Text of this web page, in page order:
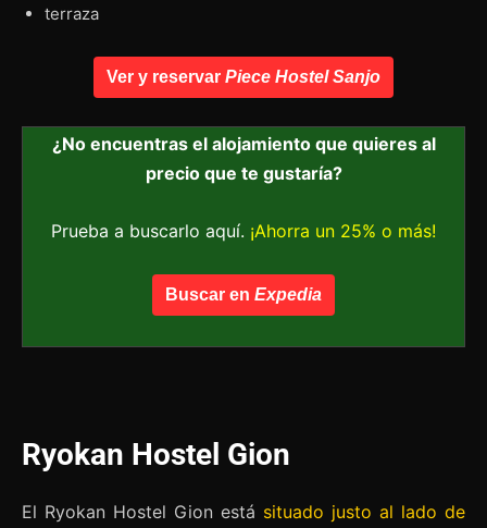
terraza
Ver y reservar Piece Hostel Sanjo
¿No encuentras el alojamiento que quieres al
precio que te gustaría?
Prueba a buscarlo aquí. ¡Ahorra un 25% o más!
Buscar en Expedia
Ryokan Hostel Gion
El Ryokan Hostel Gion está situado justo al lado de